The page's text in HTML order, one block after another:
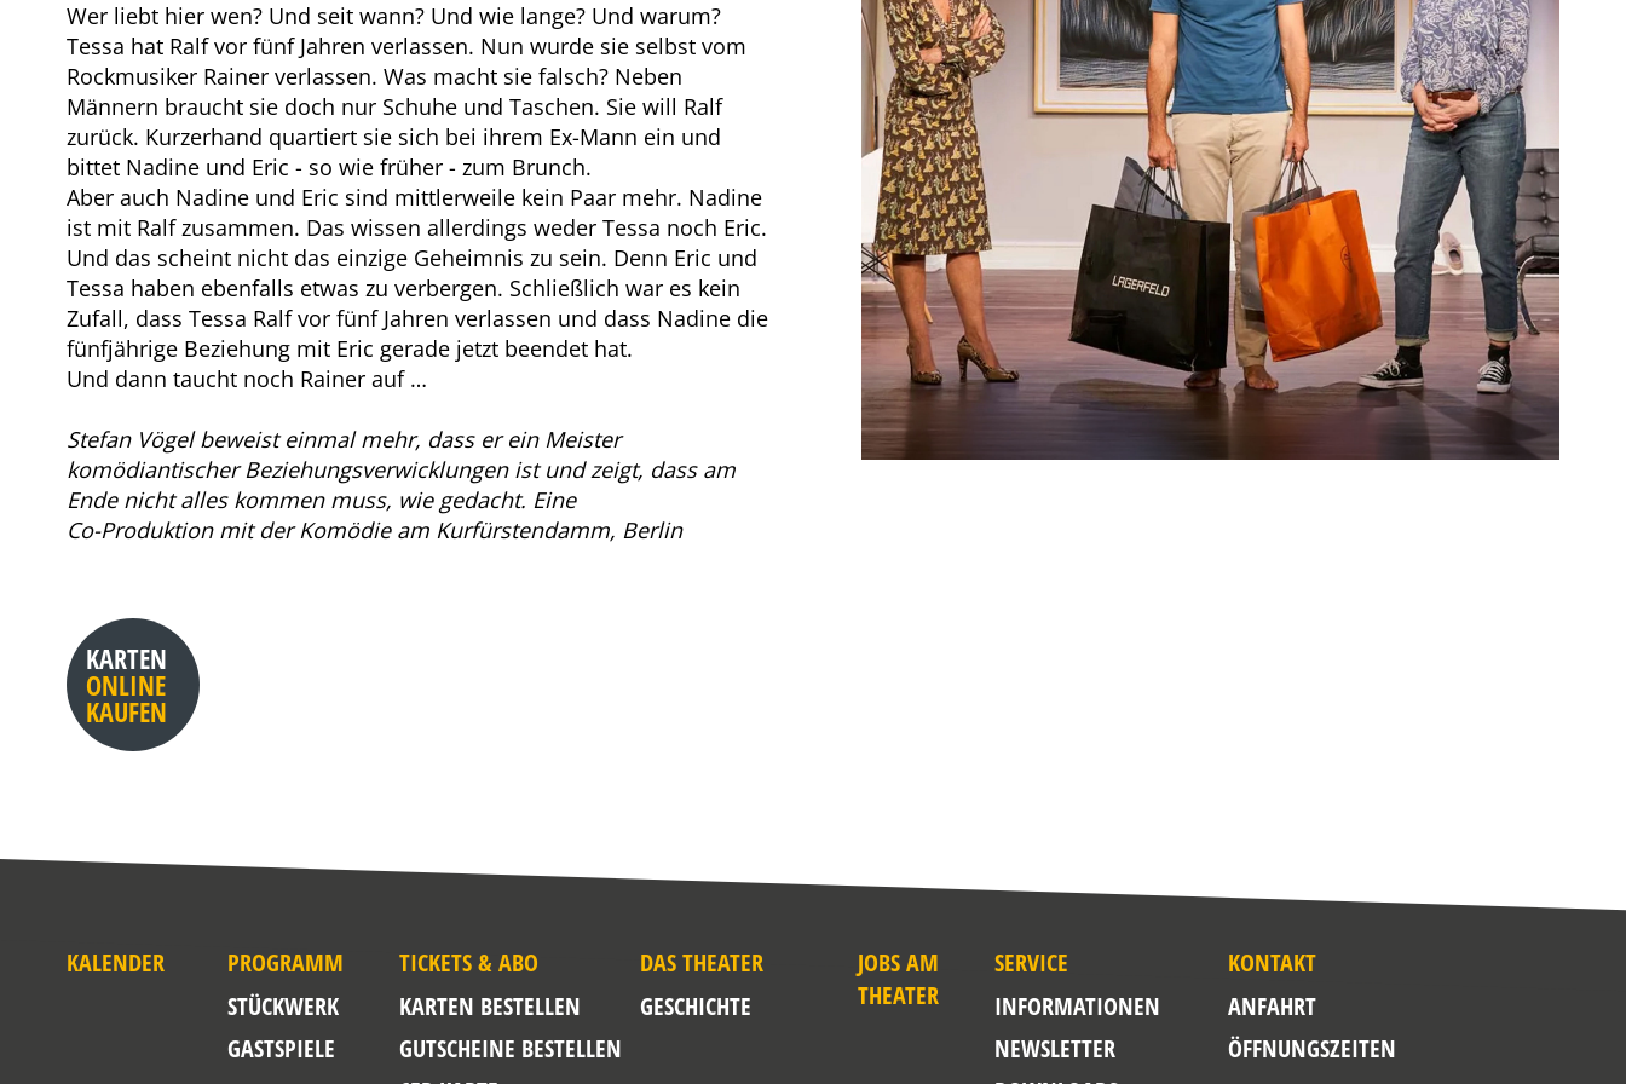
Wer liebt hier wen? Und seit wann? Und wie lange? Und warum?
Tessa hat Ralf vor fünf Jahren verlassen. Nun wurde sie selbst vom
Rockmusiker Rainer verlassen. Was macht sie falsch? Neben
Männern braucht sie doch nur Schuhe und Taschen. Sie will Ralf
zurück. Kurzerhand quartiert sie sich bei ihrem Ex-Mann ein und
bittet Nadine und Eric - so wie früher - zum Brunch.
Aber auch Nadine und Eric sind mittlerweile kein Paar mehr. Nadine
ist mit Ralf zusammen. Das wissen allerdings weder Tessa noch Eric.
Und das scheint nicht das einzige Geheimnis zu sein. Denn Eric und
Tessa haben ebenfalls etwas zu verbergen. Schließlich war es kein
Zufall, dass Tessa Ralf vor fünf Jahren verlassen und dass Nadine die
fünfjährige Beziehung mit Eric gerade jetzt beendet hat.
Und dann taucht noch Rainer auf …
Stefan Vögel beweist einmal mehr, dass er ein Meister
komödiantischer Beziehungsverwicklungen ist und zeigt, dass am
Ende nicht alles kommen muss, wie gedacht. Eine
Co-Produktion mit der Komödie am Kurfürstendamm, Berlin
KARTEN
ONLINE
KAUFEN
KALENDER
PROGRAMM
STÜCKWERK
GASTSPIELE
TICKETS & ABO
KARTEN BESTELLEN
GUTSCHEINE BESTELLEN
DAS THEATER
GESCHICHTE
JOBS AM
THEATER
SERVICE
INFORMATIONEN
NEWSLETTER
KONTAKT
ANFAHRT
ÖFFNUNGSZEITEN